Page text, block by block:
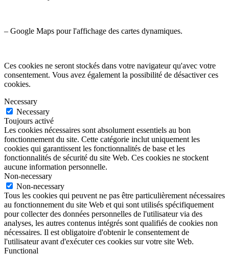
– Google Maps pour l'affichage des cartes dynamiques.
Ces cookies ne seront stockés dans votre navigateur qu'avec votre
consentement. Vous avez également la possibilité de désactiver ces
cookies.
Necessary
Necessary
Toujours activé
Les cookies nécessaires sont absolument essentiels au bon
fonctionnement du site. Cette catégorie inclut uniquement les
cookies qui garantissent les fonctionnalités de base et les
fonctionnalités de sécurité du site Web. Ces cookies ne stockent
aucune information personnelle.
Non-necessary
Non-necessary
Tous les cookies qui peuvent ne pas être particulièrement nécessaires
au fonctionnement du site Web et qui sont utilisés spécifiquement
pour collecter des données personnelles de l'utilisateur via des
analyses, les autres contenus intégrés sont qualifiés de cookies non
nécessaires. Il est obligatoire d'obtenir le consentement de
l'utilisateur avant d'exécuter ces cookies sur votre site Web.
Functional